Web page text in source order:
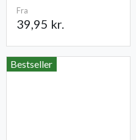
Fra
39,95 kr.
Bestseller